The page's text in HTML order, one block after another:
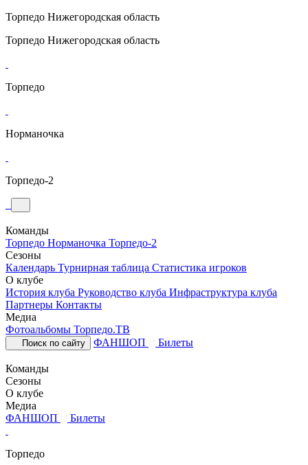
Торпедо Нижегородская область
Торпедо Нижегородская область
Торпедо
Норманочка
Торпедо-2
Команды
Торпедо Норманочка Торпедо-2
Сезоны
Календарь Турнирная таблица Статистика игроков
О клубе
История клуба Руководство клуба Инфраструктура клуба
Партнеры Контакты
Медиа
Фотоальбомы Торпедо.ТВ
Поиск по сайту ФАНШОП Билеты
Команды
Сезоны
О клубе
Медиа
ФАНШОП
Билеты
Торпедо